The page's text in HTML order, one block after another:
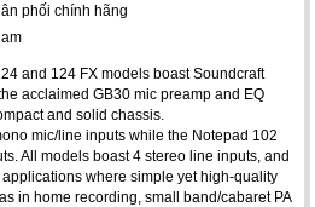
phối chính hãng
and 124 FX models boast Soundcraft
acclaimed GB30 mic preamp and EQ
and solid chassis.
mic/line inputs while the Notepad 102
All models boast 4 stereo line inputs, and
where simple yet high-quality
in home recording, small band/cabaret PA